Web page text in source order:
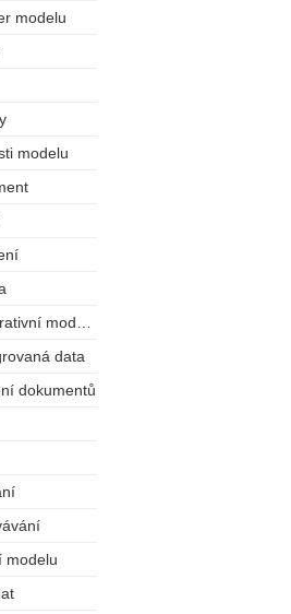
modelu
modelu
data
dokumentů
modelu